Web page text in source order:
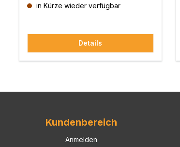
in Kürze wieder verfügbar
Details
Kundenbereich
Anmelden